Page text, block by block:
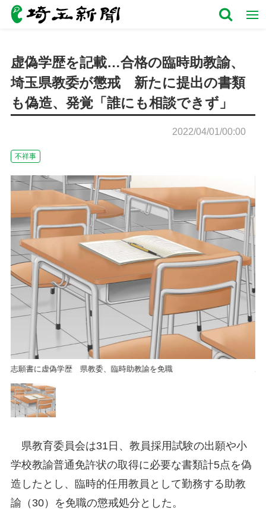
虚偽学歴を記載…合格の臨時助教諭、
埼玉県教委が懲戒 新たに提出の書類
も偽造、発覚「誰にも相談できず」
2022/04/01/00:00
不祥事
志願書に虚偽学歴 県教委、臨時助教諭を免職
県教育委員会は31日、教員採用試験の出願や小
学校教諭普通免許状の取得に必要な書類計5点を偽
造したとし、臨時的任用教員として勤務する助教
諭（30）を免職の懲戒処分とした。